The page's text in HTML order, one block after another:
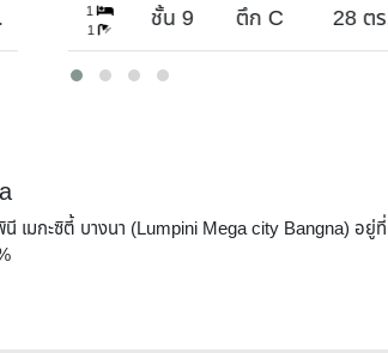
ตึก C ตร.ม.
1
1
เมกะซิตี้ บางนา (Lumpini Mega city Bangna) อยู่